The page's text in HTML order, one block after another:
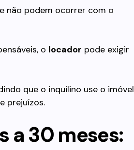
não podem ocorrer com o
o locador pode exigir
que o inquilino use o imóvel
prejuízos.
a 30 meses: